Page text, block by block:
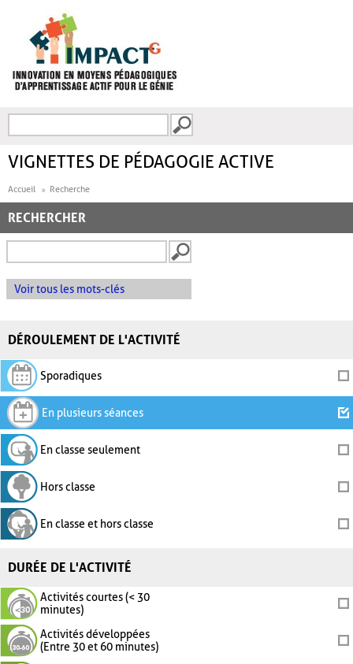
FORMULAIRE DE
VIGNETTES DE PÉDAGOGIE ACTIVE
Accueil Recherche
RECHERCHER
Voir tous les mots-clés
DÉROULEMENT DE L'ACTIVITÉ
Sporadiques
En plusieurs séances
En classe seulement
Hors classe
En classe et hors classe
DURÉE DE L'ACTIVITÉ
Activités courtes (< 30
minutes)
Activités développées
(Entre 30 et 60 minutes)